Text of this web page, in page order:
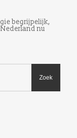
begrijpelijk,
nu